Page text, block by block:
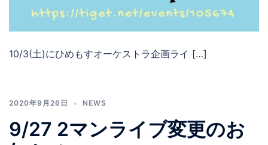
10/3(土)にひめもすオーケストラ企画ライ […]
2020年9月26日 NEWS
9/27 2マンライブ変更のお